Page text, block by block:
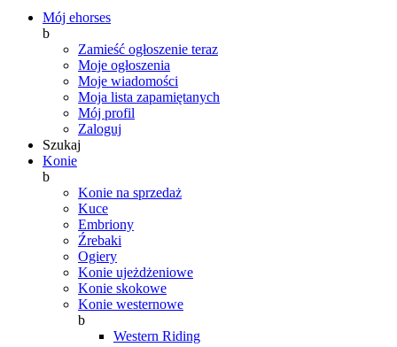
Mój ehorses
b
Zamieść ogłoszenie teraz
Moje ogłoszenia
Moje wiadomości
Moja lista zapamiętanych
Mój profil
Zaloguj
Szukaj
Konie
b
Konie na sprzedaż
Kuce
Embriony
Źrebaki
Ogiery
Konie ujeżdżeniowe
Konie skokowe
Konie westernowe
b
Western Riding